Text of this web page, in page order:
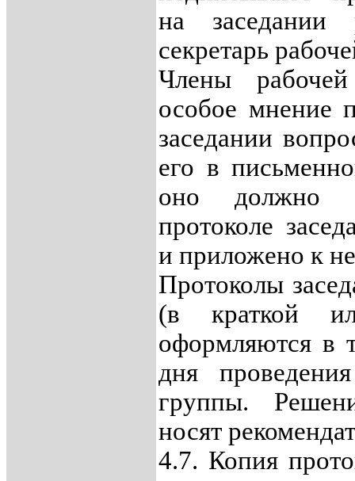
на
секретарь
Члены
особое мнение
заседании
его в
оно должно
протоколе
и приложено к
Протоколы
(в краткой
оформляются в
дня
группы.
носят
4.7. Копия